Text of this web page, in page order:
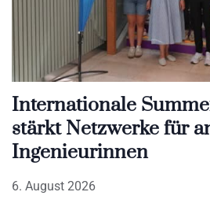
Internationale
stärkt Netzwerke für
Ingenieurinnen
6. August 2026